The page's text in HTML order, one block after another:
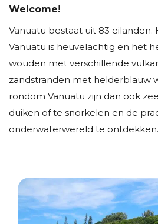
Welcome!
Vanuatu bestaat uit 83 eilanden.
Vanuatu is heuvelachtig en het
wouden met verschillende
zandstranden met helderblauw
rondom Vanuatu zijn dan ook
duiken of te snorkelen en de
onderwaterwereld te ontdekken.